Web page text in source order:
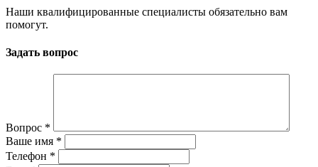
Наши квалифицированные специалисты обязательно вам
помогут.
Задать вопрос
Вопрос *
Ваше имя *
Телефон *